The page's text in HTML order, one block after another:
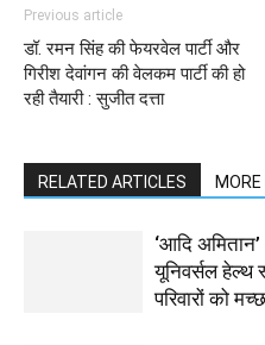
Previous article
डॉ. रमन सिंह की फेयरवेल पार्टी और
गिरीश देवांगन की वेलकम पार्टी की हो
रही तैयारी : सुजीत दत्ता
RELATED ARTICLES
‘आदि
यूनिवर्सल हेल्थ
परिवारों को